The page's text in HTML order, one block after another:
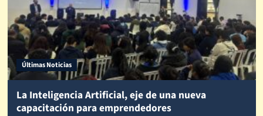
Últimas Noticias
La Inteligencia Artificial, eje de una nueva
capacitación para emprendedores